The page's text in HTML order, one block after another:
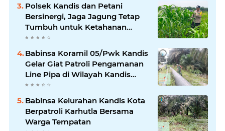
Polsek Kandis dan Petani
Bersinergi, Jaga Jagung Tetap
Tumbuh untuk Ketahanan
Pangan
Babinsa Koramil 05/Pwk Kandis
Gelar Giat Patroli Pengamanan
Line Pipa di Wilayah Kandis
Kandis
Babinsa Kelurahan Kandis Kota
Berpatroli Karhutla Bersama
Warga Tempatan